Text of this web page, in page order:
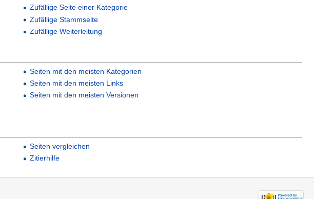
Zufällige Seite einer Kategorie
Zufällige Stammseite
Zufällige Weiterleitung
Seiten mit den meisten Kategorien
Seiten mit den meisten Links
Seiten mit den meisten Versionen
Seiten vergleichen
Zitierhilfe